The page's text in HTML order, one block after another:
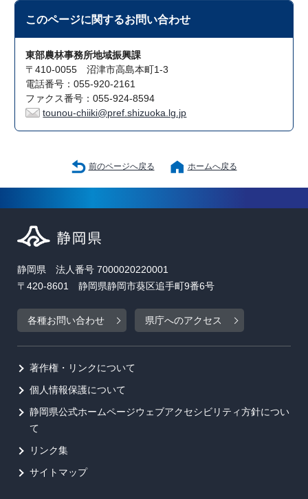
このページに関するお問い合わせ
東部農林事務所地域振興課
〒410-0055 沼津市高島本町1-3
電話番号：055-920-2161
ファクス番号：055-924-8594
tounou-chiiki@pref.shizuoka.lg.jp
前のページへ戻る ホームへ戻る
静岡県 法人番号 7000020220001
〒420-8601 静岡県静岡市葵区追手町9番6号
各種お問い合わせ 県庁へのアクセス
著作権・リンクについて
個人情報保護について
静岡県公式ホームページウェブアクセシビリティ方針につい
て
リンク集
サイトマップ